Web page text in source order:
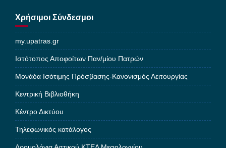
Χρήσιμοι Σύνδεσμοι
my.upatras.gr
Ιστότοπος Αποφοίτων Παν/μίου Πατρών
Μονάδα Ισότιμης Πρόσβασης-Κανονισμός Λειτουργίας
Κεντρική Βιβλιοθήκη
Κέντρο Δικτύου
Τηλεφωνικός κατάλογος